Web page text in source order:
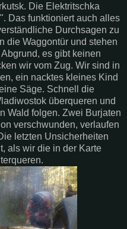
Die Elektritschka
Das funktioniert auch alles
Durchsagen zu
die Waggontür und stehen
es gibt keinen
wir vom Zug. Wir sind in
ein nacktes kleines Kind
Säge. Schnell die
überqueren und
Wald folgen. Zwei Burjaten
verschwunden, verlaufen
letzten Unsicherheiten
als wir die in der Karte